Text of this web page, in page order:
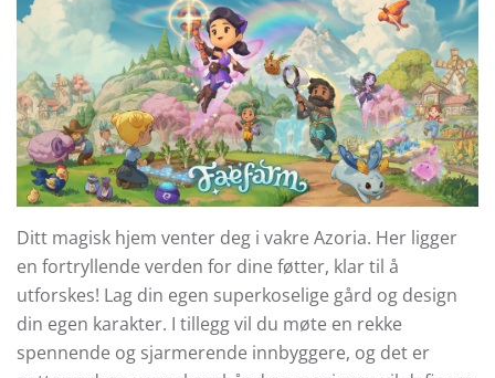
Ditt magisk hjem venter deg i vakre Azoria. Her ligger
en fortryllende verden for dine føtter, klar til å
utforskes! Lag din egen superkoselige gård og design
din egen karakter. I tillegg vil du møte en rekke
spennende og sjarmerende innbyggere, og det er